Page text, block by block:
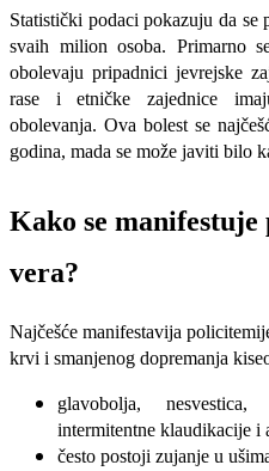
Statistički podaci pokazuju da
svaih milion osoba. Primarno
obolevaju pripadnici jevrejske
rase i etničke zajednice
obolevanja. Ova bolest se
godina, mada se može javiti bilo
Kako se
vera?
Najčešće manifestavija
krvi i smanjenog dopremanja
glavobolja,
intermitentne klaudikacije i
često postoji zujanje u